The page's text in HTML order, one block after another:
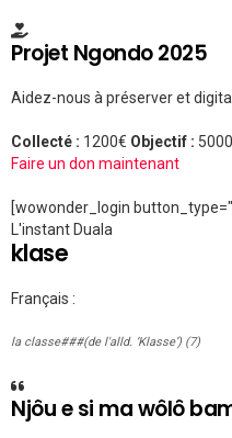
Projet Ngondo 2025
Aidez-nous à préserver et
Collecté : 1200€ Objectif :
Faire un don maintenant
[wowonder_login
L'instant Duala
klase
Français :
la classe###(de l'alld. ‘Klasse’) (7)
Njôu e si ma wôlô